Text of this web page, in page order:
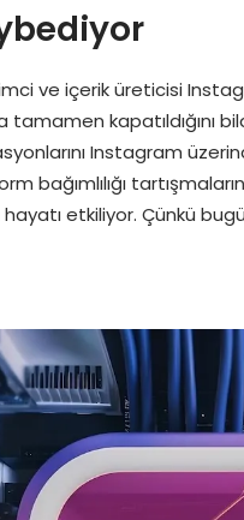
ve içerik üreticisi
tamamen kapatıldığını
Instagram
bağımlılığı
etkiliyor. Çünkü